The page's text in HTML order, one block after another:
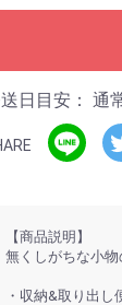
日目安： 通
【商品説明】
無くしがちな小
・収納&取り出し